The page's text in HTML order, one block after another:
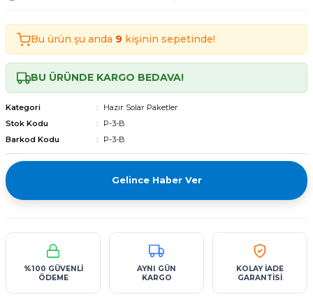
Moped Bataryası
Moped Bataryası
Moped Bataryası
Moped Bataryası
Bu ürün şu anda 9 kişinin sepetinde!
BU ÜRÜNDE KARGO BEDAVA!
Kategori
Hazır Solar Paketler
Stok Kodu
P-3-B
Barkod Kodu
P-3-B
Gelince Haber Ver
%100 GÜVENLİ
ÖDEME
AYNI GÜN
KARGO
KOLAY İADE
GARANTİSİ
Moped Bataryası
Moped Bataryası
Moped Bataryası
Moped Bataryası